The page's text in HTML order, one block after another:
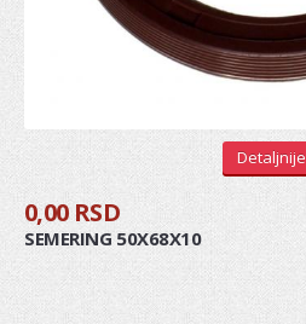
Zupčanik pedale kvačila
Manžetna
Poluosovina
Homokinetički zglob
Zglob kardana
Detaljnije
0,00 RSD
SEMERING 50X68X10